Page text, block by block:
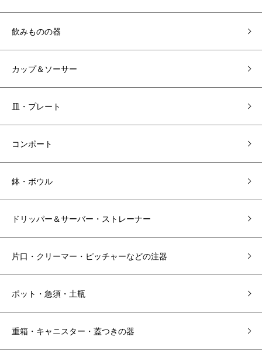
飲みものの器
カップ＆ソーサー
皿・プレート
コンポート
鉢・ボウル
ドリッパー＆サーバー・ストレーナー
片口・クリーマー・ピッチャーなどの注器
ポット・急須・土瓶
重箱・キャニスター・蓋つきの器